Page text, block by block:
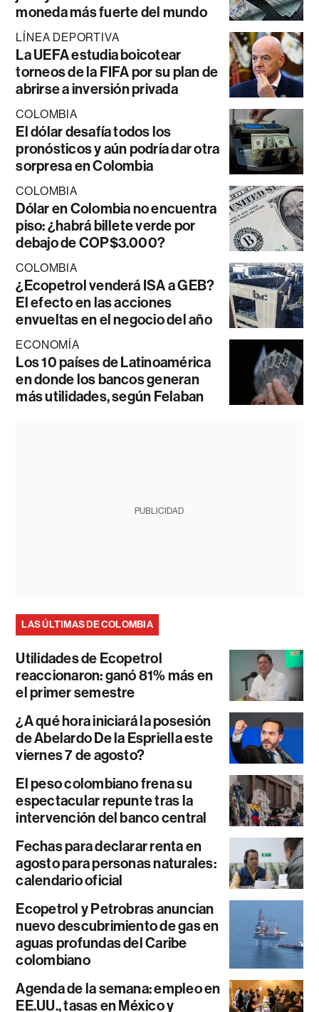
moneda más fuerte del mundo
LÍNEA DEPORTIVA
La UEFA estudia boicotear
torneos de la FIFA por su plan de
abrirse a inversión privada
COLOMBIA
El dólar desafía todos los
pronósticos y aún podría dar otra
sorpresa en Colombia
COLOMBIA
Dólar en Colombia no encuentra
piso: ¿habrá billete verde por
debajo de COP$3.000?
COLOMBIA
¿Ecopetrol venderá ISA a GEB?
El efecto en las acciones
envueltas en el negocio del año
ECONOMÍA
Los 10 países de Latinoamérica
en donde los bancos generan
más utilidades, según Felaban
PUBLICIDAD
LAS ÚLTIMAS DE COLOMBIA
Utilidades de Ecopetrol
reaccionaron: ganó 81% más en
el primer semestre
¿A qué hora iniciará la posesión
de Abelardo De la Espriella este
viernes 7 de agosto?
El peso colombiano frena su
espectacular repunte tras la
intervención del banco central
Fechas para declarar renta en
agosto para personas naturales:
calendario oficial
Ecopetrol y Petrobras anuncian
nuevo descubrimiento de gas en
aguas profundas del Caribe
colombiano
Agenda de la semana: empleo en
EE.UU., tasas en México y